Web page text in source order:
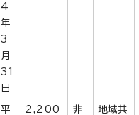
4
年
3
月
31
日
平
2,200
非
地域共